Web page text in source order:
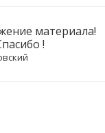
материала!
!